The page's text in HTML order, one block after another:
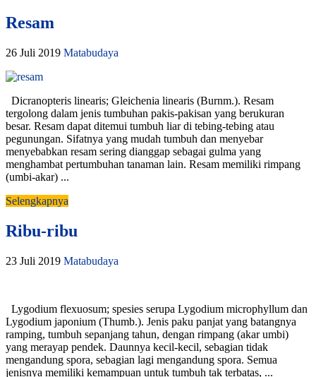
Resam
26 Juli 2019 Matabudaya
Dicranopteris linearis; Gleichenia linearis (Burnm.). Resam
tergolong dalam jenis tumbuhan pakis-pakisan yang berukuran
besar. Resam dapat ditemui tumbuh liar di tebing-tebing atau
pegunungan. Sifatnya yang mudah tumbuh dan menyebar
menyebabkan resam sering dianggap sebagai gulma yang
menghambat pertumbuhan tanaman lain. Resam memiliki rimpang
(umbi-akar) ...
Selengkapnya
Ribu-ribu
23 Juli 2019 Matabudaya
Lygodium flexuosum; spesies serupa Lygodium microphyllum dan
Lygodium japonium (Thumb.). Jenis paku panjat yang batangnya
ramping, tumbuh sepanjang tahun, dengan rimpang (akar umbi)
yang merayap pendek. Daunnya kecil-kecil, sebagian tidak
mengandung spora, sebagian lagi mengandung spora. Semua
jenisnya memiliki kemampuan untuk tumbuh tak terbatas, ...